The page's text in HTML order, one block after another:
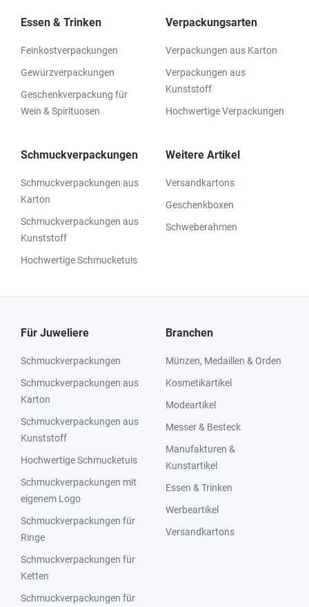
Essen & Trinken
Feinkostverpackungen
Gewürzverpackungen
Geschenkverpackung für
Wein & Spirituosen
Verpackungsarten
Verpackungen aus Karton
Verpackungen aus
Kunststoff
Hochwertige Verpackungen
Schmuckverpackungen
Schmuckverpackungen aus
Karton
Schmuckverpackungen aus
Kunststoff
Hochwertige Schmucketuis
Weitere Artikel
Versandkartons
Geschenkboxen
Schweberahmen
Für Juweliere
Schmuckverpackungen
Schmuckverpackungen aus
Karton
Schmuckverpackungen aus
Kunststoff
Hochwertige Schmucketuis
Schmuckverpackungen mit
eigenem Logo
Schmuckverpackungen für
Ringe
Schmuckverpackungen für
Ketten
Schmuckverpackungen für
Branchen
Münzen, Medaillen & Orden
Kosmetikartikel
Modeartikel
Messer & Besteck
Manufakturen &
Kunstartikel
Essen & Trinken
Werbeartikel
Versandkartons